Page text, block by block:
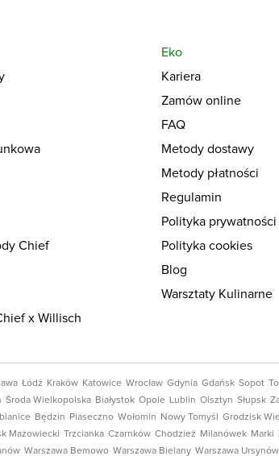
Eko
Kariera
Zamów online
FAQ
Metody dostawy
Metody płatności
Regulamin
Polityka prywatności
Chief
Polityka cookies
Blog
Warsztaty Kulinarne
x Willisch
Łódź Kraków Katowice Wrocław Gdynia Gdańsk Sopot
Środa Wielkopolska Białystok Opole Lublin Olsztyn Słupsk
Będzin Piaseczno Wołomin Nowy Tomyśl Grodzisk
Mazowiecki Trzcianka Czarnków Chodzież Milanówek Marki
Warszawa Bemowo Warszawa Bielany Warszawa Ursynów